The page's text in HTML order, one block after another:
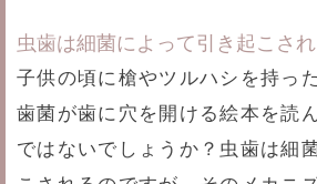
虫歯は細菌によって引き起こさ
子供の頃に槍やツルハシを持っ
歯菌が歯に穴を開ける絵本を読
ではないでしょうか？虫歯は細